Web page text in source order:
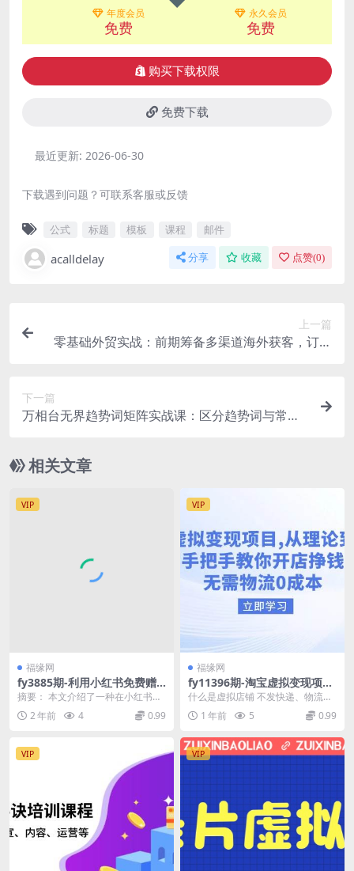
年度会员
免费
永久会员
免费
购买下载权限
免费下载
最近更新: 2026-06-30
下载遇到问题？可联系客服或反馈
公式 标题 模板 课程 邮件
acalldelay 分享 收藏 点赞(0)
上一篇
零基础外贸实战：前期筹备多渠道海外获客，订单
下一篇
万相台无界趋势词矩阵实战课：区分趋势词与常规
相关文章
VIP
福缘网
fy3885期-利用小红书免费赠
书引流玩法：轻松涨粉500+，
月入过万【视频教程】
摘要： 本文介绍了一种在小红书平
台上通过免费赠书来吸引流量和增
加粉丝数量的策略，...
2 年前 4 0.99
VIP
福缘网
fy11396期-淘宝虚拟变现项
目，从理论到实操，手把手教
你开店挣钱，无需物流0成本
什么是虚拟店铺 不发快递、物流没
有实物、买家购买后发送下载链接
即可不用营业执照0...
1 年前 5 0.99
VIP VIP